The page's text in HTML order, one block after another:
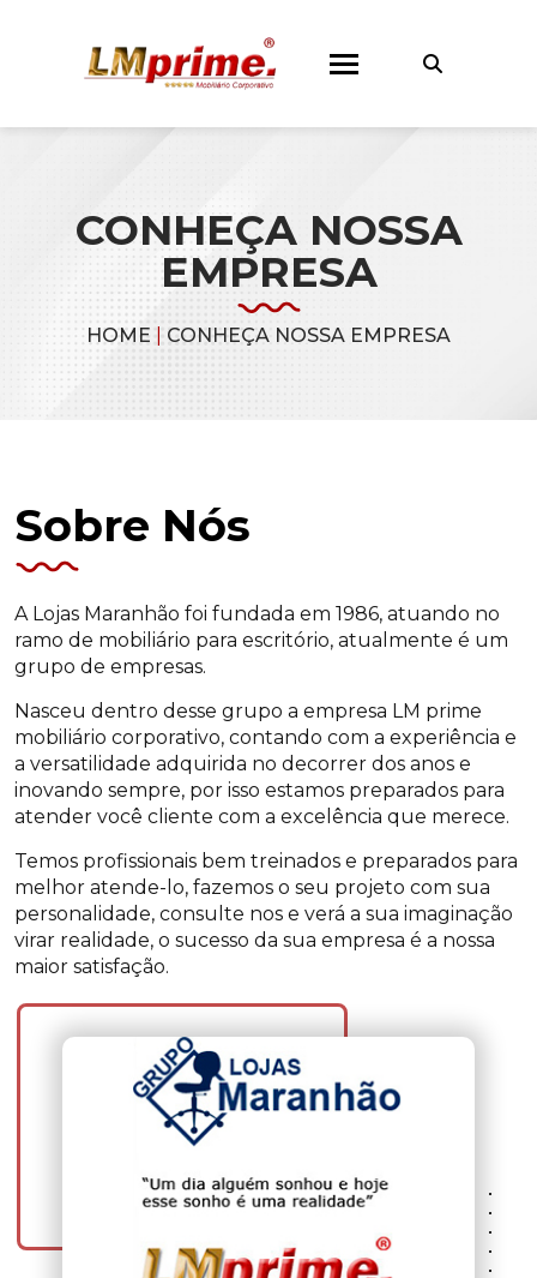
CONHEÇA NOSSA
EMPRESA
HOME CONHEÇA NOSSA EMPRESA
Sobre Nós
A Lojas Maranhão foi fundada em 1986, atuando no
ramo de mobiliário para escritório, atualmente é um
grupo de empresas.
Nasceu dentro desse grupo a empresa LM prime
mobiliário corporativo, contando com a experiência e
a versatilidade adquirida no decorrer dos anos e
inovando sempre, por isso estamos preparados para
atender você cliente com a excelência que merece.
Temos profissionais bem treinados e preparados para
melhor atende-lo, fazemos o seu projeto com sua
personalidade, consulte nos e verá a sua imaginação
virar realidade, o sucesso da sua empresa é a nossa
maior satisfação.